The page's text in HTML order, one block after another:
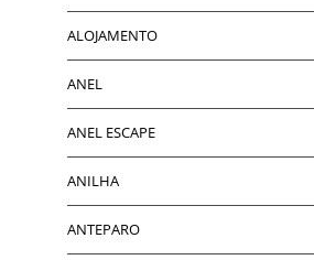
ALOJAMENTO
ANEL
ANEL ESCAPE
ANILHA
ANTEPARO